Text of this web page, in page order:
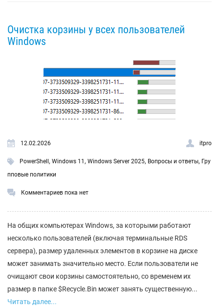
Очистка корзины у всех пользователей
Windows
12.02.2026 itpro
PowerShell , Windows 11 , Windows Server 2025, Вопросы и ответы, Гру
пповые политики
Комментариев пока нет
На общих компьютерах Windows, за которыми работают
несколько пользователей (включая терминальные RDS
сервера), размер удаленных элементов в корзине на диске
может занимать значительно место. Если пользователи не
очищают свои корзины самостоятельно, со временем их
размер в папке $Recycle.Bin может занять существенную...
Читать далее...